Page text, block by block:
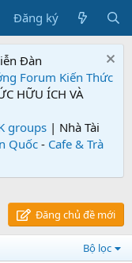
Đăng ký
Đàn
Forum Kiến Thức
HỮU ÍCH VÀ
groups | Nhà Tài
Quốc - Cafe & Trà
Đăng chủ đề mới
Bộ lọc